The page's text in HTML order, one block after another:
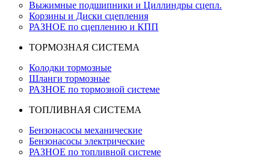
Выжимные подшипники и Циллиндры сцепл.
Корзины и Диски сцепления
РАЗНОЕ по сцеплению и КПП
ТОРМОЗНАЯ СИСТЕМА
Колодки тормозные
Шланги тормозные
РАЗНОЕ по тормозной системе
ТОПЛИВНАЯ СИСТЕМА
Бензонасосы механические
Бензонасосы электрические
РАЗНОЕ по топливной системе